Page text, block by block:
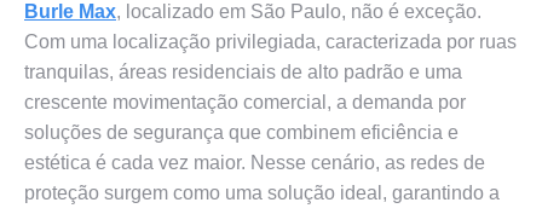
Burle Max, localizado em São Paulo, não é exceção.
Com uma localização privilegiada, caracterizada por ruas
tranquilas, áreas residenciais de alto padrão e uma
crescente movimentação comercial, a demanda por
soluções de segurança que combinem eficiência e
estética é cada vez maior. Nesse cenário, as redes de
proteção surgem como uma solução ideal, garantindo a